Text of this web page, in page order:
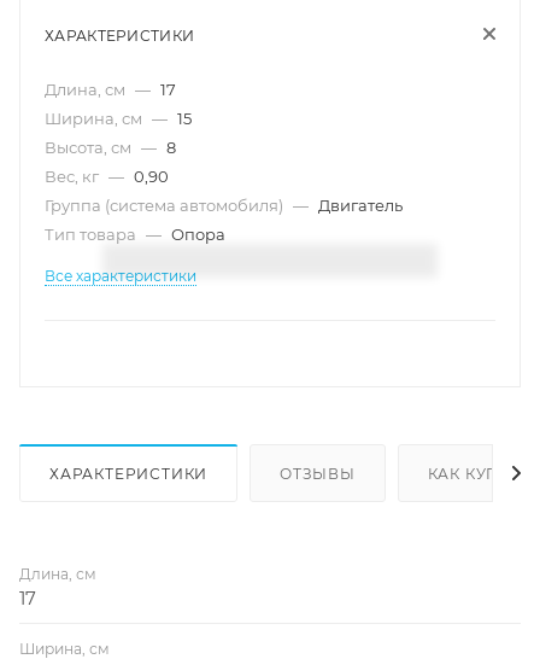
ХАРАКТЕРИСТИКИ
Длина, см — 17
Ширина, см — 15
Высота, см — 8
Вес, кг — 0,90
Группа (система автомобиля) — Двигатель
Тип товара — Опора
Все характеристики
ХАРАКТЕРИСТИКИ ОТЗЫВЫ КАК КУПИТЬ
Длина, см
17
Ширина, см